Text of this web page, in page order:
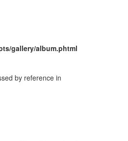
gallery/album.phtml
by reference in